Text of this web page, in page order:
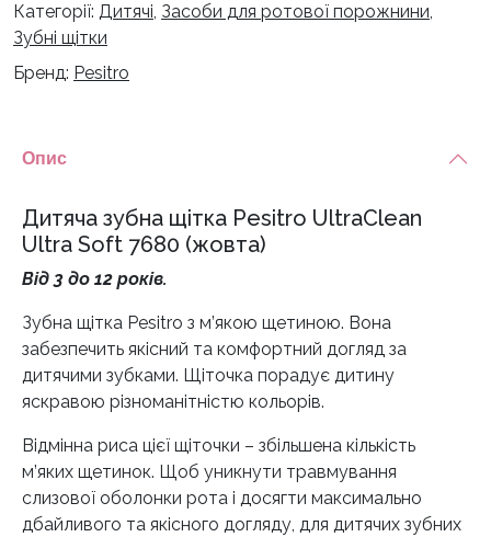
Soft
7680
(жовта)
Категорії: Дитячі, Засоби для ротової порожнини,
Зубні щітки
Бренд: Pesitro
Опис
Дитяча зубна щітка Pesitro UltraClean
Ultra Soft 7680 (жовта)
Від 3 до 12 років.
Зубна щітка Pesitro з м’якою щетиною. Вона
забезпечить якісний та комфортний догляд за
дитячими зубками. Щіточка порадує дитину
яскравою різноманітністю кольорів.
Відмінна риса цієї щіточки – збільшена кількість
м’яких щетинок. Щоб уникнути травмування
слизової оболонки рота і досягти максимально
дбайливого та якісного догляду, для дитячих зубних